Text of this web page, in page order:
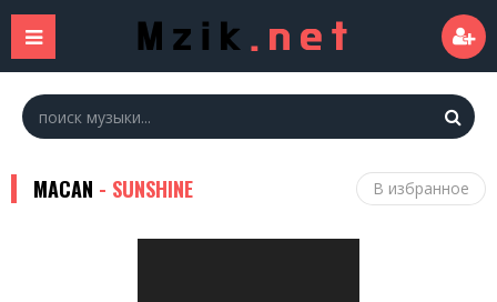
MACAN - SUNSHINE В избранное